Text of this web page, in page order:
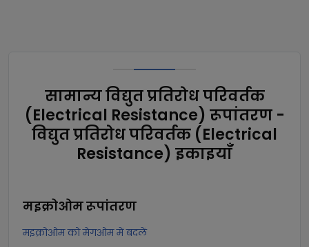
सामान्य विद्युत प्रतिरोध परिवर्तक
(Electrical Resistance) रूपांतरण -
विद्युत प्रतिरोध परिवर्तक (Electrical
Resistance) इकाइयाँ
मइक्रोओमरूपांतरण
मइक्रोओम को मेगओम में बदलें